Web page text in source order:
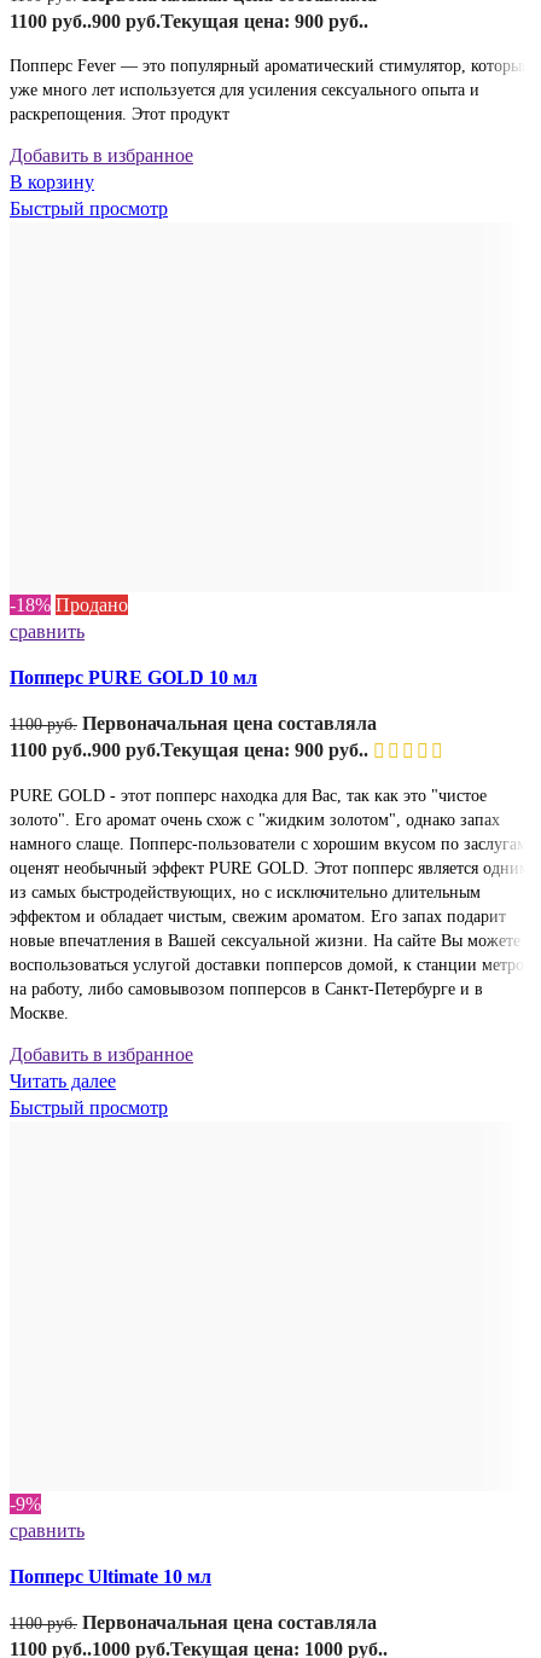
1100 руб..900 руб.Текущая цена: 900 руб..
Попперс Fever — это популярный ароматический стимулятор, который
уже много лет используется для усиления сексуального опыта и
раскрепощения. Этот продукт
Добавить в избранное
В корзину
Быстрый просмотр
-18% Продано
сравнить
Попперс PURE GOLD 10 мл
1100руб. Первоначальная цена составляла
1100 руб..900 руб.Текущая цена: 900 руб..
PURE GOLD - этот попперс находка для Вас, так как это "чистое
золото". Его аромат очень схож с "жидким золотом", однако запах
намного слаще. Попперс-пользователи с хорошим вкусом по заслугам
оценят необычный эффект PURE GOLD. Этот попперс является одним
из самых быстродействующих, но с исключительно длительным
эффектом и обладает чистым, свежим ароматом. Его запах подарит
новые впечатления в Вашей сексуальной жизни. На сайте Вы можете
воспользоваться услугой доставки попперсов домой, к станции метро,
на работу, либо самовывозом попперсов в Санкт-Петербурге и в
Москве.
Добавить в избранное
Читать далее
Быстрый просмотр
-9%
сравнить
Попперс Ultimate 10 мл
1100руб. Первоначальная цена составляла
1100 руб..1000 руб.Текущая цена: 1000 руб..